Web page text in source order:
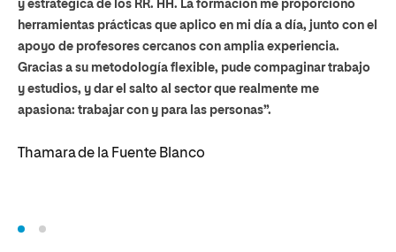
y estratégica de los RR. HH. La formación me proporcionó
herramientas prácticas que aplico en mi día a día, junto con el
apoyo de profesores cercanos con amplia experiencia.
Gracias a su metodología flexible, pude compaginar trabajo
y estudios, y dar el salto al sector que realmente me
apasiona: trabajar con y para las personas”.
Thamara de la Fuente Blanco